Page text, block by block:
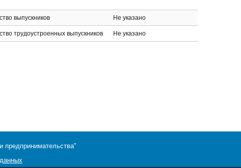
выпускников Не указано
трудоустроенных выпускников Не указано